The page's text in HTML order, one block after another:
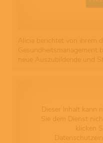
Alicia berichtet von ihrem
Gesundheitsmanagement
neue Auszubildende und
Dieser Inhalt kann
Sie dem Dienst
klicken